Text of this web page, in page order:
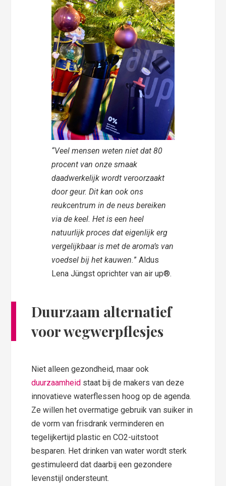
“Veel mensen weten niet dat 80
procent van onze smaak
daadwerkelijk wordt veroorzaakt
door geur. Dit kan ook ons
reukcentrum in de neus bereiken
via de keel. Het is een heel
natuurlijk proces dat eigenlijk erg
vergelijkbaar is met de aroma’s van
voedsel bij het kauwen.” Aldus
Lena Jüngst oprichter van air up®.
Duurzaam alternatief
voor wegwerpflesjes
Niet alleen gezondheid, maar ook
duurzaamheid staat bij de makers van deze
innovatieve waterflessen hoog op de agenda.
Ze willen het overmatige gebruik van suiker in
de vorm van frisdrank verminderen en
tegelijkertijd plastic en CO2-uitstoot
besparen. Het drinken van water wordt sterk
gestimuleerd dat daarbij een gezondere
levenstijl ondersteunt.